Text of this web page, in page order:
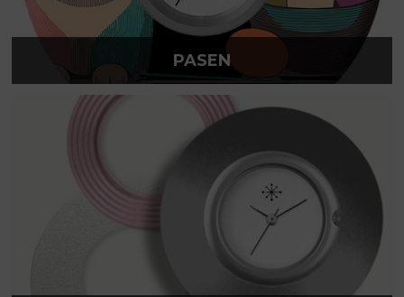
PASEN